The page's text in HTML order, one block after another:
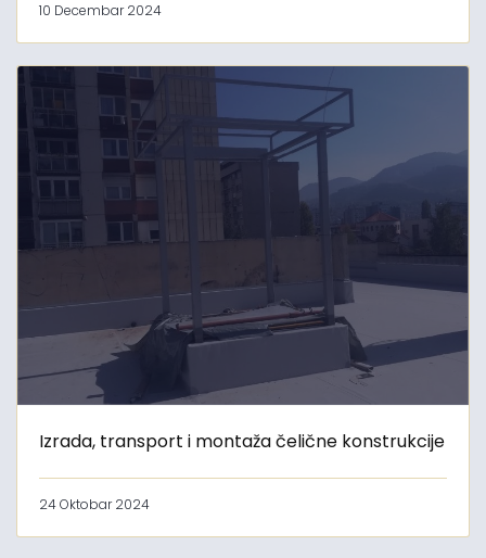
10 Decembar 2024
Izrada, transport i montaža čelične konstrukcije
24 Oktobar 2024